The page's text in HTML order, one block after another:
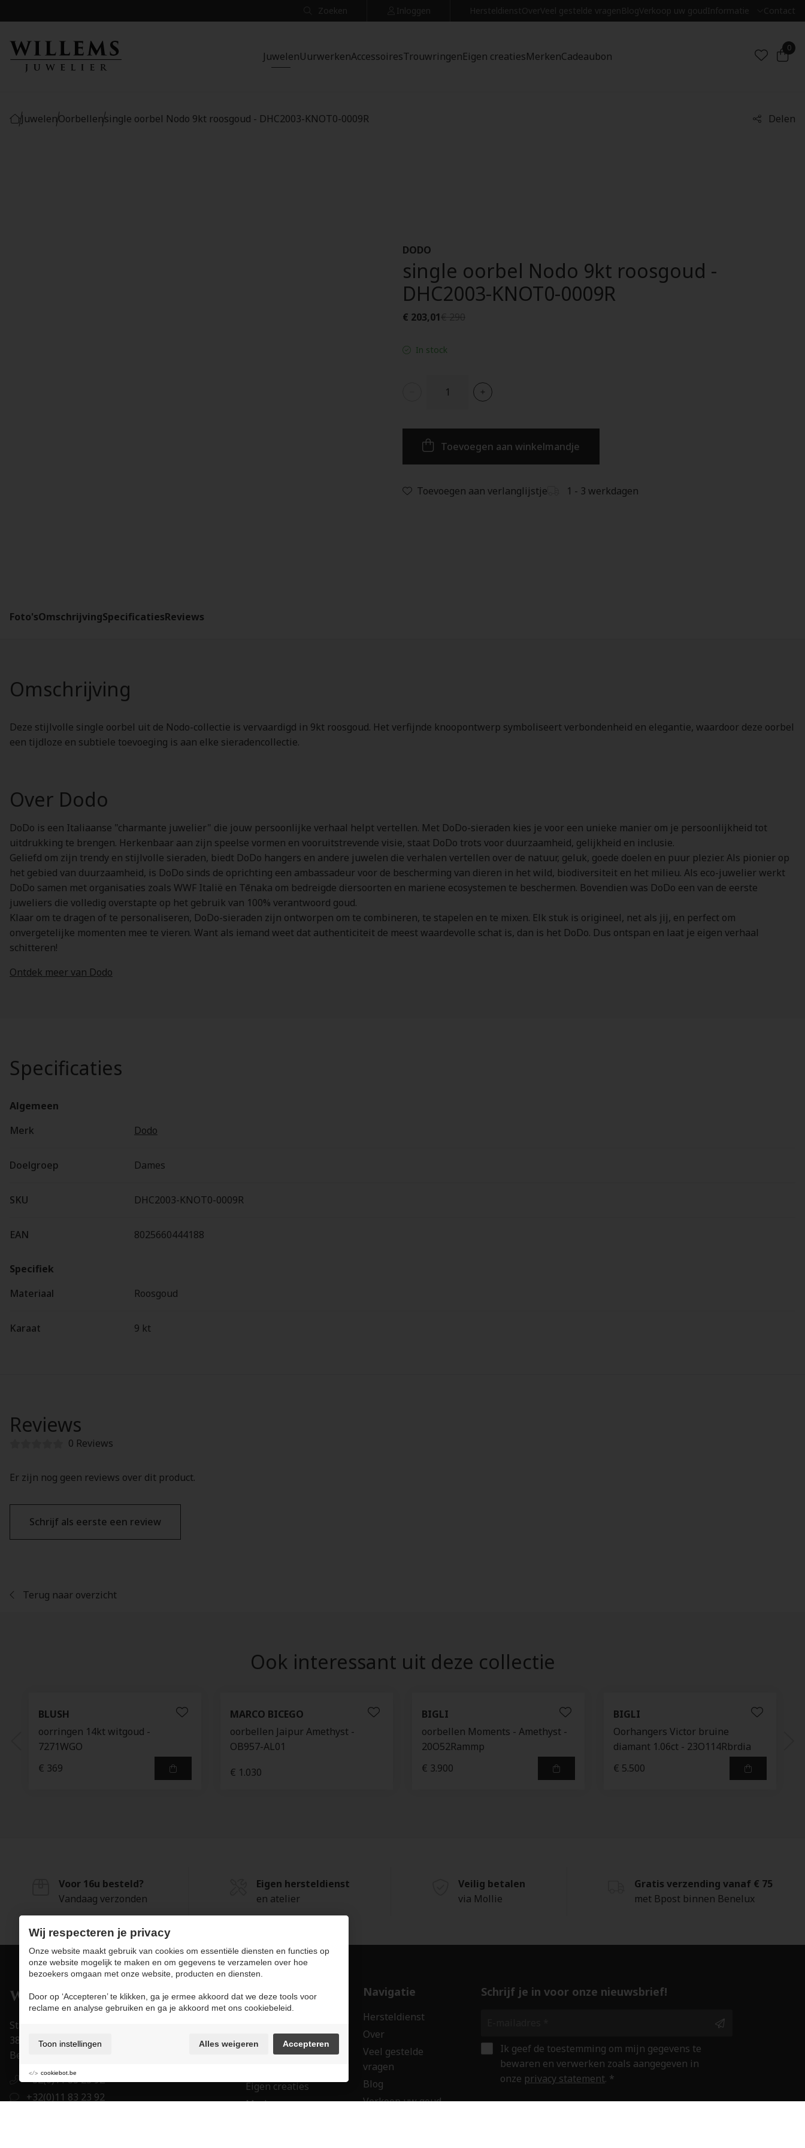
Zoeken Inloggen HersteldienstOverVeel gestelde vragenBlogVerkoop uw goudInformatie Contact
JuwelenUurwerkenAccessoiresTrouwringenEigen creatiesMerkenCadeaubon
0
JuwelenOorbellensingle oorbel Nodo 9kt roosgoud - DHC2003-KNOT0-0009R Delen
DODO
single oorbel Nodo 9kt roosgoud -
DHC2003-KNOT0-0009R
€ 203,01€ 290
In stock
Toevoegen aan winkelmandje
Toevoegen aan verlanglijstje 1 - 3 werkdagen
Foto'sOmschrijvingSpecificatiesReviews
Omschrijving
Deze stijlvolle single oorbel uit de Nodo-collectie is vervaardigd in 9kt roosgoud. Het verfijnde knoopontwerp symboliseert verbondenheid en elegantie, waardoor deze oorbel
een tijdloze en subtiele toevoeging is aan elke sieradencollectie.
Over Dodo
DoDo is een Italiaanse "charmante juwelier" die jouw persoonlijke verhaal helpt vertellen. Met DoDo-sieraden kies je voor een unieke manier om je persoonlijkheid tot
uitdrukking te brengen. Herkenbaar aan zijn speelse vormen en vooruitstrevende visie, staat DoDo trots voor duurzaamheid, gelijkheid en inclusie.
Geliefd om zijn trendy en stijlvolle sieraden, biedt DoDo hangers en andere juwelen die verhalen vertellen over de natuur, geluk, goede doelen en puur plezier. Als pionier op
het gebied van duurzaamheid, is DoDo sinds de oprichting een ambassadeur voor de bescherming van dieren in het wild, biodiversiteit en het milieu. Als eco-juwelier werkt
DoDo samen met organisaties zoals WWF Italië en Tēnaka om bedreigde diersoorten en mariene ecosystemen te beschermen. Bovendien was DoDo een van de eerste
juweliers die volledig overstapte op het gebruik van 100% verantwoord goud.
Klaar om te dragen of te personaliseren, DoDo-sieraden zijn ontworpen om te combineren, te stapelen en te mixen. Elk stuk is origineel, net als jij, en perfect om
onvergetelijke momenten mee te vieren. Want als iemand weet dat authenticiteit de meest waardevolle schat is, dan is het DoDo. Dus ontspan en laat je eigen verhaal
schitteren!
Ontdek meer van Dodo
Specificaties
Algemeen
Merk
Dodo
Doelgroep Dames
SKU DHC2003-KNOT0-0009R
EAN 8025660444188
Specifiek
Materiaal
Roosgoud
Karaat 9 kt
Reviews
0 Reviews
Er zijn nog geen reviews over dit product.
Schrijf als eerste een review
Terug naar overzicht
Ook interessant uit deze collectie
BLUSH
oorringen 14kt witgoud -
7271WGO
€ 369
MARCO BICEGO
oorbellen Jaipur Amethyst -
OB957-AL01
€ 1.030
BIGLI
oorbellen Moments - Amethyst -
20O52Rammp
€ 3.900
BIGLI
Oorhangers Victor bruine
diamant 1.06ct - 23O114Rbrdia
€ 5.500
Voor 16u besteld?
Vandaag verzonden
Eigen hersteldienst
en atelier
Veilig betalen
via Mollie
Gratis verzending vanaf € 75
met Bpost binnen Benelux
Stapelstraat 15-17
3800 Sint-Truiden
België
+32(0)11 83 23 92
+32(0)11 83 23 92
Producten
Uurwerken
Accessoires
Eigen creaties
Merken
Navigatie
Hersteldienst
Over
Veel gestelde
vragen
Blog
Verkoop uw goud
Schrijf je in voor onze nieuwsbrief!
Ik geef de toestemming om mijn gegevens te
bewaren en verwerken zoals aangegeven in
onze privacy statement. *
Wij respecteren je privacy
Onze website maakt gebruik van cookies om essentiële diensten en functies op
onze website mogelijk te maken en om gegevens te verzamelen over hoe
bezoekers omgaan met onze website, producten en diensten.
Door op ‘Accepteren’ te klikken, ga je ermee akkoord dat we deze tools voor
reclame en analyse gebruiken en ga je akkoord met ons cookiebeleid.
Toon instellingen Alles weigeren Accepteren
cookiebot.be